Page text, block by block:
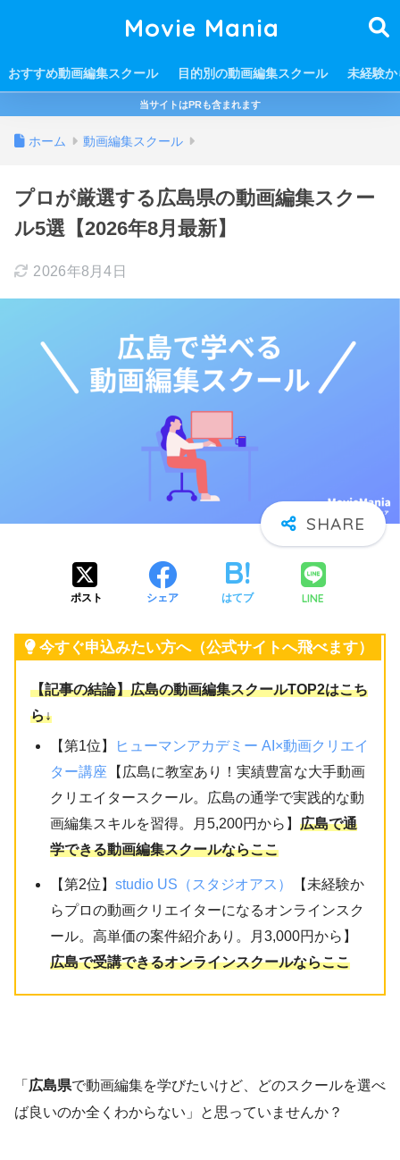
Movie Mania
おすすめ動画編集スクール 目的別の動画編集スクール 未経験
当サイトはPRも含まれます
ホーム 動画編集スクール
プロが厳選する広島県の動画編集スクー
ル5選【2026年8月最新】
2026年8月4日
ポスト シェア はてブ LINE
今すぐ申込みたい方へ（公式サイトへ飛べます）
【記事の結論】広島の動画編集スクールTOP2はこち
ら↓
【第1位】
ヒューマンアカデミー AI×動画クリエイ
ター講座
【広島に教室あり！実績豊富な大手動画
クリエイタースクール。広島の通学で実践的な動
画編集スキルを習得。月5,200円から】広島で通
学できる動画編集スクールならここ
【第2位】studio US（スタジオアス）
【未経験か
らプロの動画クリエイターになるオンラインスク
ール。高単価の案件紹介あり。月3,000円から】
広島で受講できるオンラインスクールならここ
「 広島県で動画編集を学びたいけど、どのスクールを選べ
ば良いのか全くわからない」と思っていませんか？